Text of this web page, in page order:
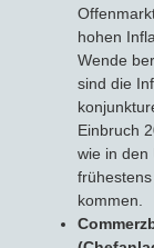
hohen
Wende
sind die
Einbruch
wie in den
kommen.